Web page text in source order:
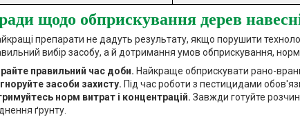
щодо обприскування дерев
препарати не дадуть результату, якщо порушити
вибір засобу, а й дотримання умов обприскування,
правильний час доби. Найкраще обприскувати рано-
засоби захисту. Під час роботи з пестицидами
норм витрат і концентрацій. Завжди готуйте розчин
ґрунту.